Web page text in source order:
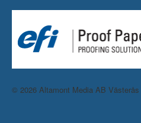
© 2026 Altamont Media AB Västerås